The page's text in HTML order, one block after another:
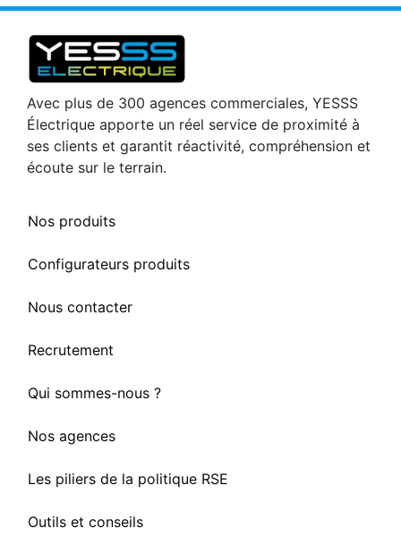
Avec plus de 300 agences commerciales, YESSS
Électrique apporte un réel service de proximité à
ses clients et garantit réactivité, compréhension et
écoute sur le terrain.
Nos produits
Configurateurs produits
Nous contacter
Recrutement
Qui sommes-nous ?
Nos agences
Les piliers de la politique RSE
Outils et conseils